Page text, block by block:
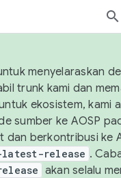
menyelaraskan
trunk kami dan
ekosistem, kami
sumber ke AOSP
dan berkontribusi ke
latest-release .
akan selalu